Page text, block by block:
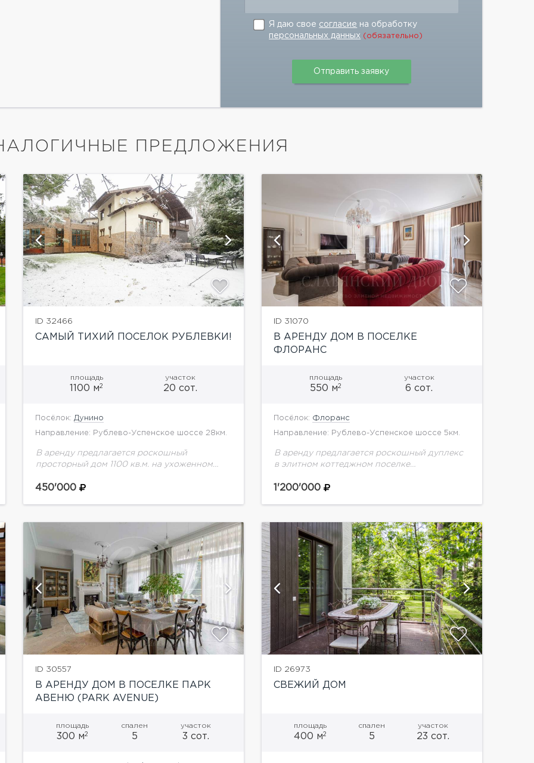
Я даю свое согласие на обработку
персональных данных (обязательно)
ПРЕДЛОЖЕНИЯ
ID 32466
САМЫЙ ТИХИЙ ПОСЕЛОК РУБЛЕВКИ!
площадь
1100 м2
участок
20 сот.
Посёлок: Дунино
Направление: Рублево-Успенское шоссе 28км.
В аренду предлагается роскошный
просторный дом 1100 кв.м. на ухоженном
большая парадная гостиная с обеденной
450'000
показать ещё 55 фотографий
ID 31070
В АРЕНДУ ДОМ В ПОСЕЛКЕ
ФЛОРАНС
площадь
550 м2
участок
6 сот.
Посёлок: Флоранс
Направление: Рублево-Успенское шоссе 5км.
В аренду предлагается роскошный дуплекс
в элитном коттеджном поселке
постирочная, холодильник для шуб, комната
камерами, чемоданная1...
1'200'000
ID 30557
В АРЕНДУ ДОМ В ПОСЕЛКЕ ПАРК
АВЕНЮ (PARK AVENUE)
площадь
300 м2
спален
5
участок
3 сот.
показать ещё 12 фотографий
ID 26973
СВЕЖИЙ ДОМ
площадь
400 м2
спален
5
участок
23 сот.